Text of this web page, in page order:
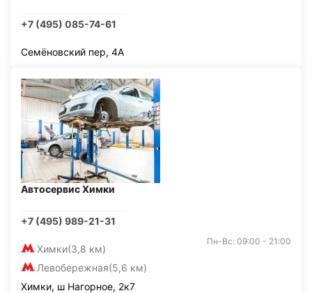
+7 (495) 085-74-61
Семёновский пер, 4А
Автосервис Химки
+7 (495) 989-21-31
Химки(3,8 км)
Левобережная(5,6 км)
Пн-Вс: 09:00 - 21:00
Химки, ш Нагорное, 2к7